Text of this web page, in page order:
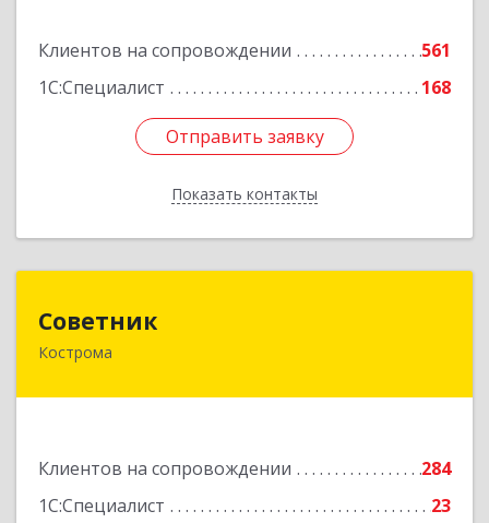
Клиентов на сопровождении
561
1С:Специалист
168
Отправить заявку
Показать контакты
Отправить заявку
Назад
Советник
Кострома
Клиентов на сопровождении
284
1С:Специалист
23
156000, Костромская обл, Кострома г, Ерохова